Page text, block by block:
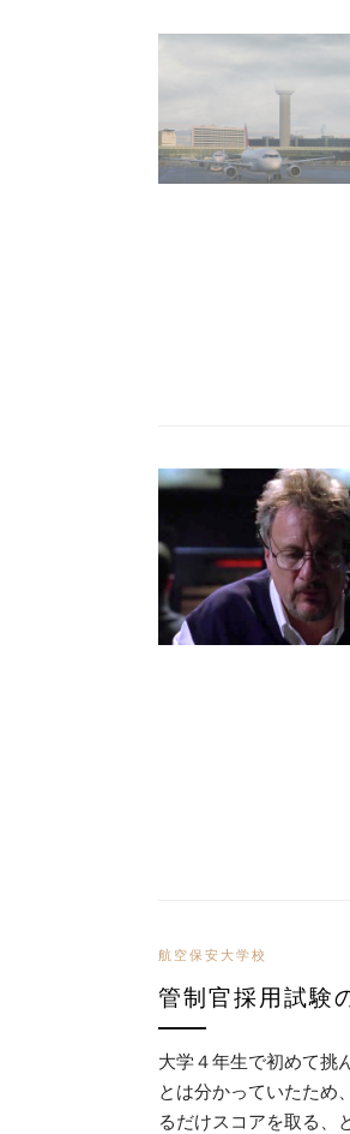
航空保安大学校
管制官採用試験
大学４年生で初めて挑
とは分かっていたため
るだけスコアを取る、